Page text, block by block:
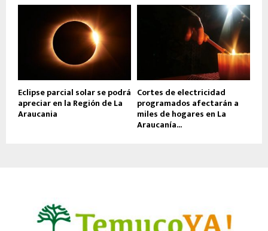
Eclipse parcial solar se podrá
apreciar en la Región de La
Araucania
Cortes de electricidad
programados afectarán a
miles de hogares en La
Araucanía...